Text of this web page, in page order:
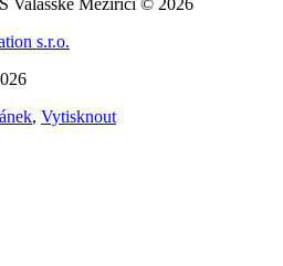
s.r.o.
, Vytisknout